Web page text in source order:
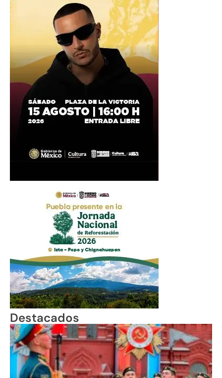
Destacados